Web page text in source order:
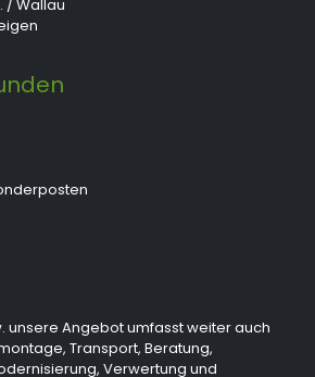
/ Wallau
unsere Angebot umfasst weiter auch
Transport, Beratung,
Verwertung und